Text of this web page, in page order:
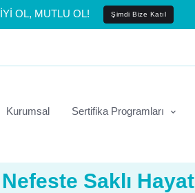
İYİ OL, MUTLU OL! Şimdi Bize Katıl
Kurumsal Sertifika Programları
Nefeste Saklı Hayat